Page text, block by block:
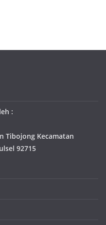
:
Tibojong Kecamatan
92715